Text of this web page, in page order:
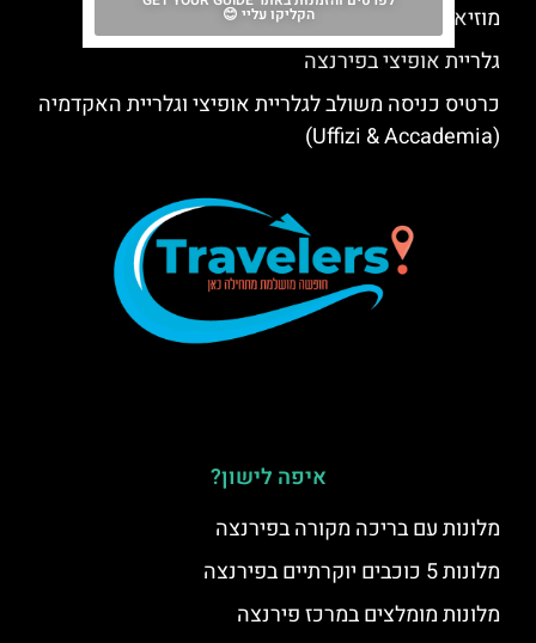
מוזיאון גלילאו בפירנצה – Museo Galileo
גלריית אופיצי בפירנצה
כרטיס כניסה משולב לגלריית אופיצי וגלריית האקדמיה
(Uffizi & Accademia)
איפה לישון?
מלונות עם בריכה מקורה בפירנצה
מלונות 5 כוכבים יוקרתיים בפירנצה
מלונות מומלצים במרכז פירנצה
הקליקו עליי 😊